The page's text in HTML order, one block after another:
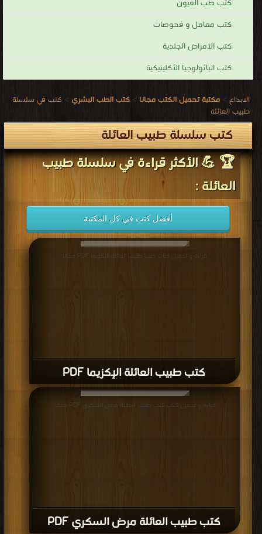
كتب طب العيون
كتب معامل و فحوصات
كتب الأمراض الجلدية
كتب الباثولوجيا الأكلينيكية
الابداع > مكتبة تحميل الكتب مجانا > كتب الطب البشري > كتب في سلسلة
طبيب العائلة
كتب سلسلة طبيب العائلة
🏆 💪 الأكثر قراءة في سلسلة طبيب
العائلة :
أفضل كتب في كل المكتبة
كتب طبيب العائلة الإكزيما PDF
قراءة و تحميل كتاب كتب طبيب العائلة الإكزيما PDF مجانا
كتب طبيب العائلة مرض السكري PDF
قراءة و تحميل كتاب كتب طبيب العائلة مرض السكري PDF مجانا